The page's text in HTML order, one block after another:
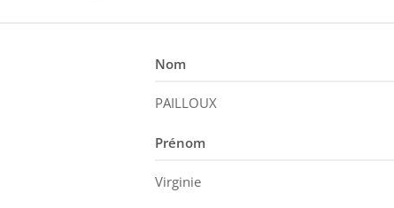
Nom
PAILLOUX
Prénom
Virginie